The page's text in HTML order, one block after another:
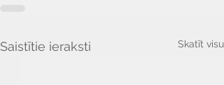
Saistītie ieraksti Skatīt visu